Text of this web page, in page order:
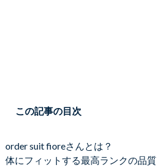
この記事の目次
order suit fioreさんとは？
体にフィットする最高ランクの品質